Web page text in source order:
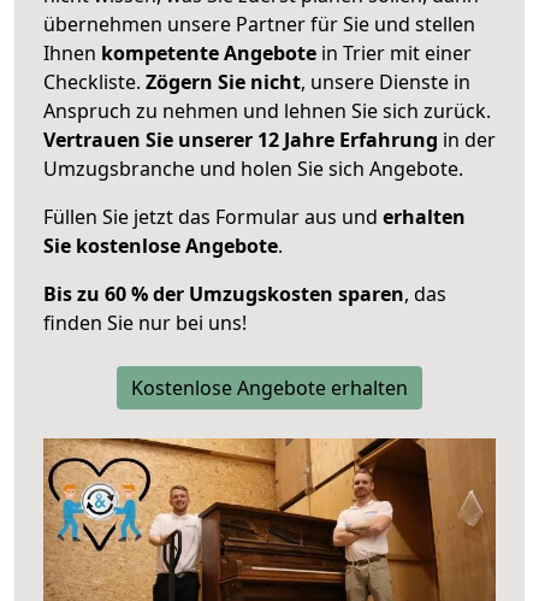
übernehmen unsere Partner für Sie und stellen
Ihnen kompetente Angebote in Trier mit einer
Checkliste. Zögern Sie nicht, unsere Dienste in
Anspruch zu nehmen und lehnen Sie sich zurück.
Vertrauen Sie unserer 12 Jahre Erfahrung in der
Umzugsbranche und holen Sie sich Angebote.
Füllen Sie jetzt das Formular aus und erhalten
Sie kostenlose Angebote.
Bis zu 60 % der Umzugskosten sparen, das
finden Sie nur bei uns!
Kostenlose Angebote erhalten